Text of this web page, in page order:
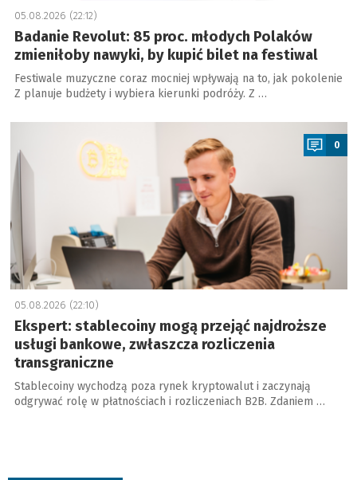
05.08.2026 (22:12)
Badanie Revolut: 85 proc. młodych Polaków
zmieniłoby nawyki, by kupić bilet na festiwal
Festiwale muzyczne coraz mocniej wpływają na to, jak pokolenie
Z planuje budżety i wybiera kierunki podróży. Z …
a
0
05.08.2026 (22:10)
Ekspert: stablecoiny mogą przejąć najdroższe
usługi bankowe, zwłaszcza rozliczenia
transgraniczne
Stablecoiny wychodzą poza rynek kryptowalut i zaczynają
odgrywać rolę w płatnościach i rozliczeniach B2B. Zdaniem …